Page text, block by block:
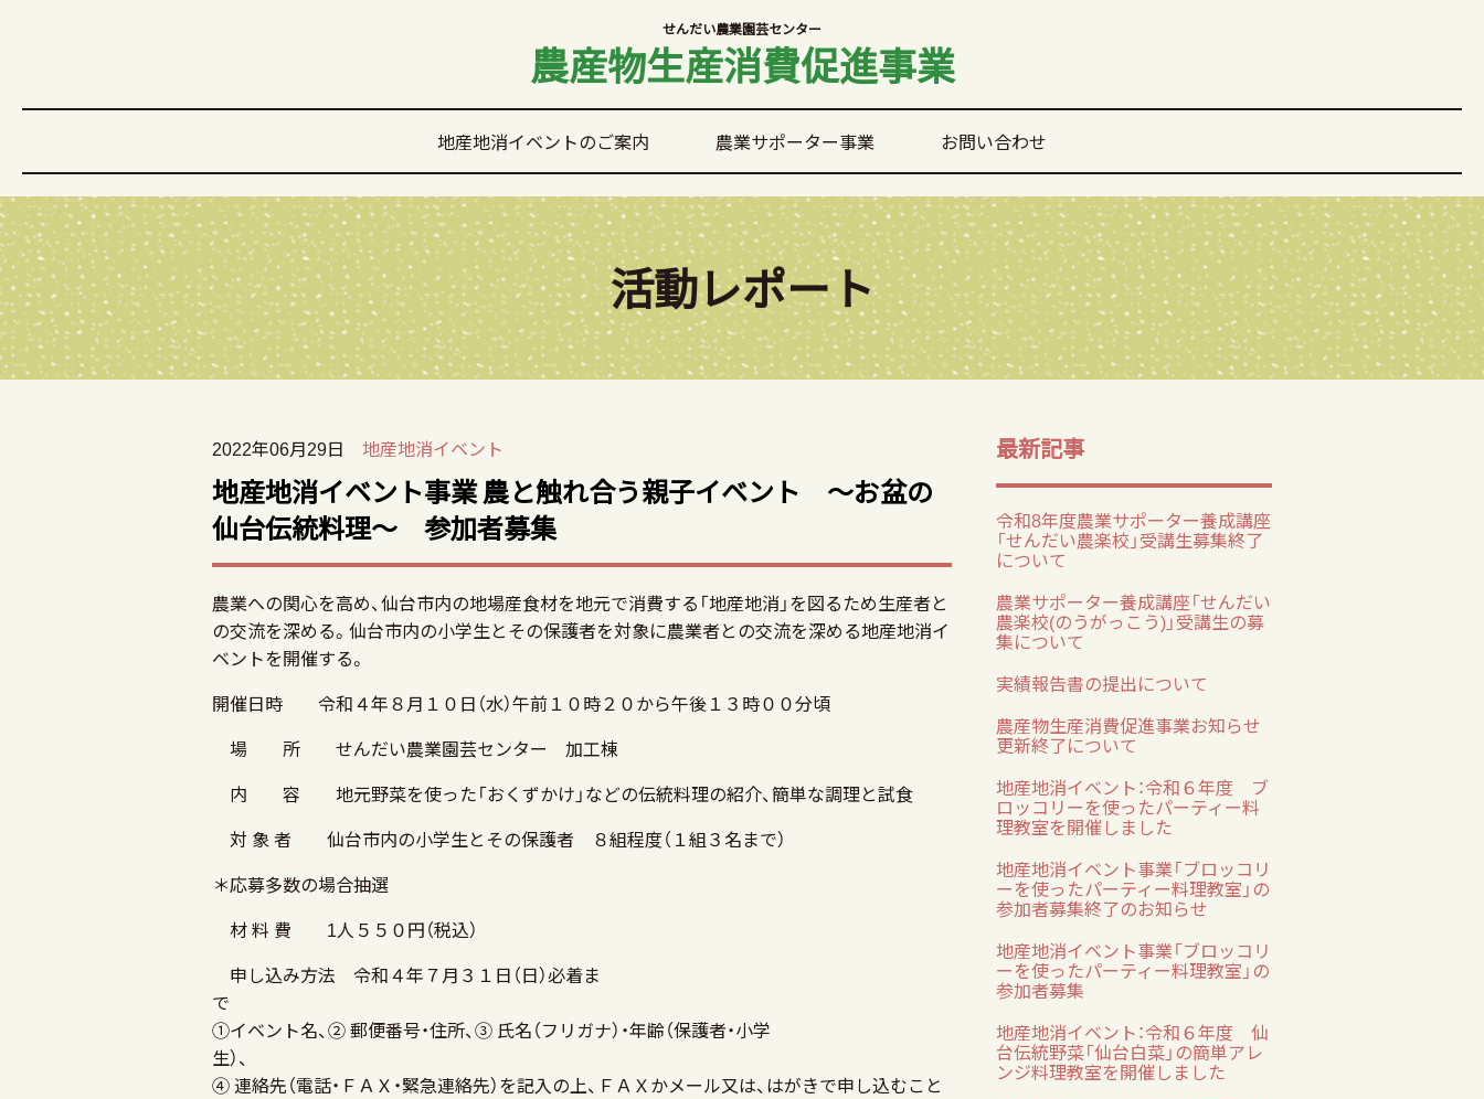
せんだい農業園芸センター
農産物生産消費促進事業
地産地消イベントのご案内 農業サポーター事業 お問い合わせ
活動レポート
2022年06月29日 地産地消イベント
地産地消イベント事業 農と触れ合う親子イベント ～お盆の
仙台伝統料理～ 参加者募集
農業への関心を高め、仙台市内の地場産食材を地元で消費する「地産地消」を図るため生産者と
の交流を深める。仙台市内の小学生とその保護者を対象に農業者との交流を深める地産地消イ
ベントを開催する。
開催日時 令和４年８月１０日（水）午前１０時２０から午後１３時００分頃
場 所 せんだい農業園芸センター 加工棟
内 容 地元野菜を使った「おくずかけ」などの伝統料理の紹介、簡単な調理と試食
対 象 者 仙台市内の小学生とその保護者 ８組程度（１組３名まで）
＊応募多数の場合抽選
材 料 費 1人５５０円（税込）
申し込み方法 令和４年７月３１日（日）必着ま
①イベント名、② 郵便番号・住所、③ 氏名（フリガナ）・年齢（保護者・小学
生）
④ 連絡先（電話・ＦＡＸ・緊急連絡先）を記入の上、ＦＡＸかメール又は、はがきで申し込むこと
最新記事
令和8年度農業サポーター養成講座
「せんだい農楽校」受講生募集終了
について
農業サポーター養成講座「せんだい
農楽校(のうがっこう)」受講生の募
集について
実績報告書の提出について
農産物生産消費促進事業お知らせ
更新終了について
地産地消イベント：令和６年度 ブ
ロッコリーを使ったパーティー料
理教室を開催しました
地産地消イベント事業「ブロッコリ
ーを使ったパーティー料理教室」の
参加者募集終了のお知らせ
地産地消イベント事業「ブロッコリ
ーを使ったパーティー料理教室」の
参加者募集
地産地消イベント：令和６年度 仙
台伝統野菜「仙台白菜」の簡単アレ
ンジ料理教室を開催しました